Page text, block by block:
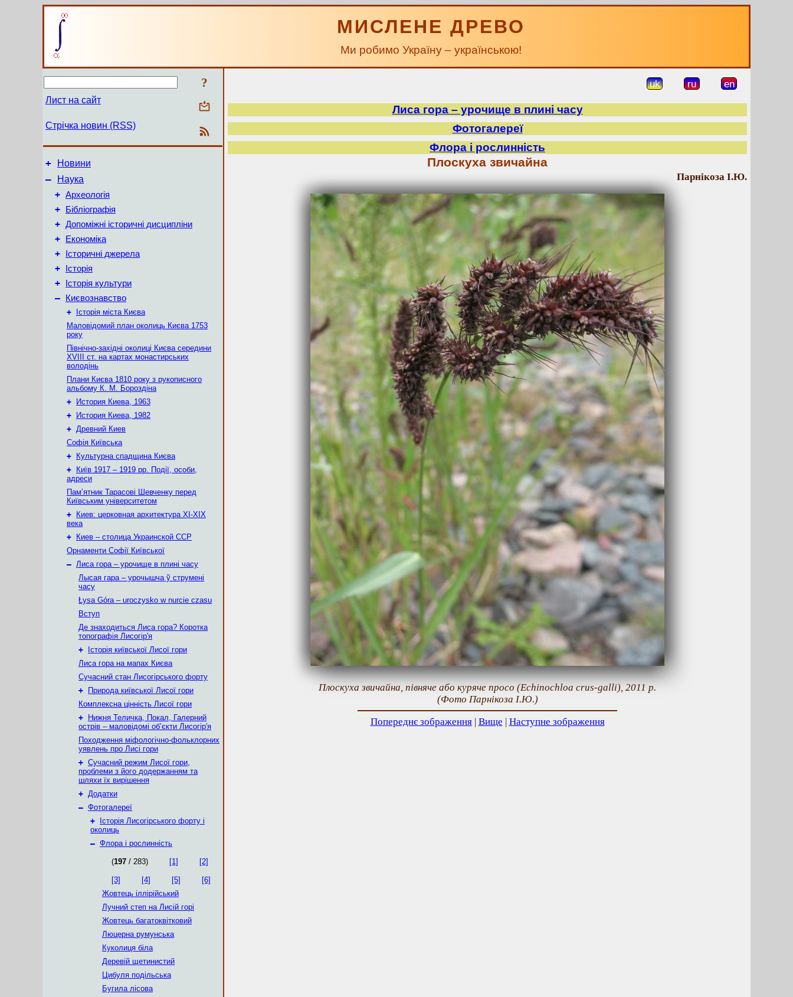
МИСЛЕНЕ ДРЕВО
Ми робимо Україну – українською!
?
Лист на сайт
Стрічка новин (RSS)
+ Новини
–
Наука
+ Археологія
+ Бібліографія
+ Допоміжні історичні дисципліни
+ Економіка
+ Історичні джерела
+ Історія
+ Історія культури
– Києвознавство
+
Історія міста Києва
Маловідомий план околиць Києва 1753
року
Північно-західні околиці Києва середини
XVIII ст. на картах монастирських
володінь
Плани Києва 1810 року з рукописного
альбому К. М. Бороздіна
+
История Киева, 1963
+
История Киева, 1982
+ Древний Киев
Софія Київська
+
Культурна спадщина Києва
+
Київ 1917 – 1919 рр. Події, особи,
адреси
Пам’ятник Тарасові Шевченку перед
Київським університетом
+
Киев: церковная архитектура XI-XIX
века
+
Киев – столица Украинской ССР
Орнаменти Софії Київської
– Лиса гора – урочище в плині часу
Лысая гара – урочышча ў струмені
часу
Łysa Góra – uroczysko w nurcie czasu
Вступ
Де знаходиться Лиса гора? Коротка
топографія Лисогір'я
+
Історія київської Лисої гори
Лиса гора на мапах Києва
Сучасний стан Лисогірського форту
+
Природа київської Лисої гори
Комплексна цінність Лисої гори
+
Нижня Теличка, Покал, Галерний
острів – маловідомі об’єкти Лисогір'я
Походження міфологічно-фольклорних
уявлень про Лисі гори
+ Сучасний режим Лисої гори,
проблеми з його додержанням та
шляхи їх вирішення
+ Додатки
– Фотогалереї
+
Історія Лисогірського форту і
околиць
– Флора і рослинність
(197 / 283) [1] [2]
[3] [4] [5]
[6]
Жовтець іллірійський
Лучний степ на Лисій горі
Жовтець багатоквітковий
Люцерна румунська
Куколиця біла
Деревій щетинистий
Цибуля подільська
Бугила лісова
uk ru en
Лиса гора – урочище в плині часу
Фотогалереї
Флора і рослинність
Плоскуха звичайна
Парнікоза І.Ю.
Плоскуха звичайна, півняче або куряче просо (Echinochloa crus-galli), 2011 р.
(Фото Парнікоза І.Ю.)
Попереднє зображення| Вище | Наступне зображення